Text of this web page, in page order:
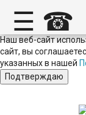
Наш веб-сайт
сайт, вы
указанных в нашей
Подтверждаю
☰ ☎